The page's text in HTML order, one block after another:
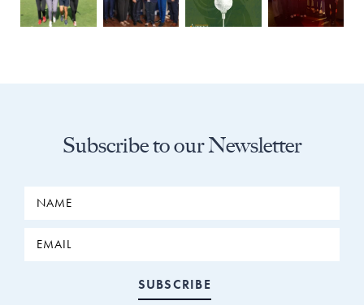
Subscribe to our Newsletter